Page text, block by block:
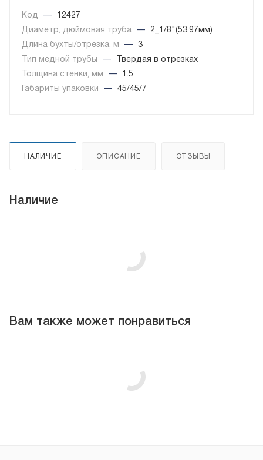
Код —
12427
Диаметр, дюймовая труба
—
2_1/8"(53.97мм)
Длина бухты/отрезка, м
—
3
Тип медной трубы
—
Твердая в отрезках
Толщина стенки, мм
—
1.5
Габариты упаковки
— 45/45/7
НАЛИЧИЕ ОПИСАНИЕ ОТЗЫВЫ
Наличие
Вам также может понравиться